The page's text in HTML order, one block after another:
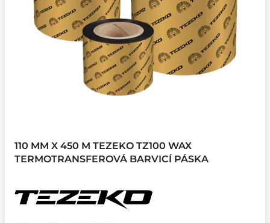
110 MM X 450 M TEZEKO TZ100 WAX
TERMOTRANSFEROVÁ BARVICÍ PÁSKA